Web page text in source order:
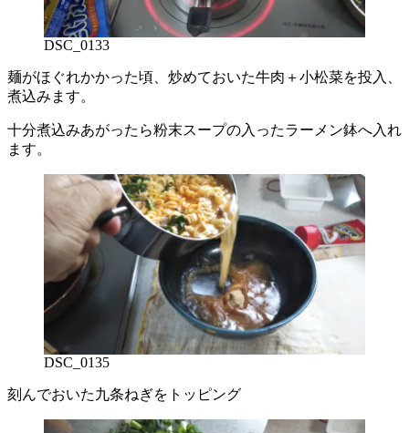
DSC_0133
麺がほぐれかかった頃、炒めておいた牛肉＋小松菜を投入、
煮込みます。
十分煮込みあがったら粉末スープの入ったラーメン鉢へ入れ
ます。
DSC_0135
刻んでおいた九条ねぎをトッピング